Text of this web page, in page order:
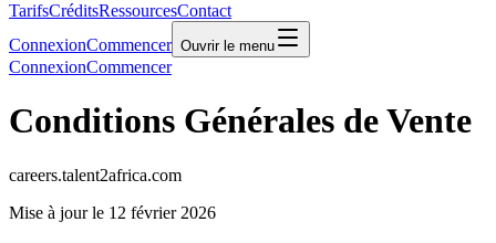
TarifsCréditsRessourcesContact
ConnexionCommencer Ouvrir le menu
ConnexionCommencer
Conditions Générales de Vente
careers.talent2africa.com
Mise à jour le 12 février 2026